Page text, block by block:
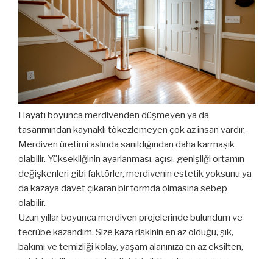
Hayatı boyunca merdivenden düşmeyen ya da
tasarımından kaynaklı tökezlemeyen çok az insan vardır.
Merdiven üretimi aslında sanıldığından daha karmaşık
olabilir. Yüksekliğinin ayarlanması, açısı, genişliği ortamın
değişkenleri gibi faktörler, merdivenin estetik yoksunu ya
da kazaya davet çıkaran bir formda olmasına sebep
olabilir.
Uzun yıllar boyunca merdiven projelerinde bulundum ve
tecrübe kazandım. Size kaza riskinin en az olduğu, şık,
bakımı ve temizliği kolay, yaşam alanınıza en az eksilten,